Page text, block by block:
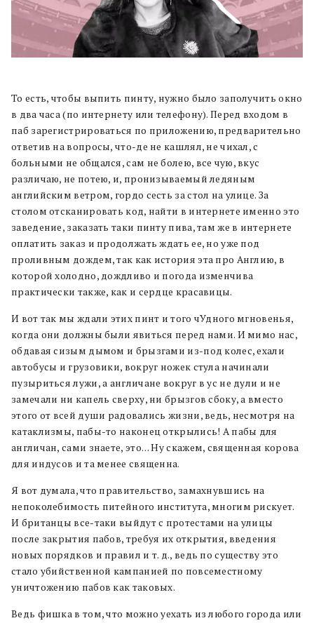
То есть, чтобы выпить пинту, нужно было заполучить окно
в два часа (по интернету или телефону). Перед входом в
паб зарегистрироваться по приложению, предварительно
ответив на вопросы, что-де не кашлял, не чихал, с
больными не общался, сам не болею, все чую, вкус
различаю, не потею, и, пронизываемый ледяным
английским ветром, гордо сесть за стол на улице. За
столом отсканировать код, найти в интернете именно это
заведение, заказать таки пинту пива, там же в интернете
оплатить заказ и продолжать ждать ее, но уже под
проливным дождем, так как история эта про Англию, в
которой холодно, дождливо и погода изменчива
практически также, как и сердце красавицы.
И вот так мы ждали этих пинт и того чУдного мгновенья,
когда они должны были явиться перед нами. И мимо нас,
обдавая сизым дымом и брызгами из-под колес, ехали
автобусы и грузовики, вокруг ножек стула начинали
пузыриться лужи, а англичане вокруг в ус не дули и не
замечали ни капель сверху, ни брызгов сбоку, а вместо
этого от всей души радовались жизни, ведь, несмотря на
катаклизмы, пабы-то наконец открылись! А пабы для
англичан, сами знаете, это… Ну скажем, священная корова
для индусов и та менее священна.
Я вот думала, что правительство, замахнувшись на
непоколебимость питейного института, многим рискует.
И британцы все-таки выйдут с протестами на улицы
после закрытия пабов, требуя их открытия, введения
новых порядков и правил и т. д., ведь по существу это
стало убийственной кампанией по повсеместному
уничтожению пабов как таковых.
Ведь фишка в том, что можно уехать из любого города или